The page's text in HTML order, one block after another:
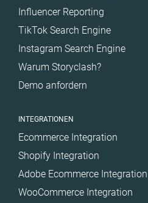
Influencer Reporting
TikTok Search Engine
Instagram Search Engine
Warum Storyclash?
Demo anfordern
INTEGRATIONEN
Ecommerce Integration
Shopify Integration
Adobe Ecommerce Integration
WooCommerce Integration